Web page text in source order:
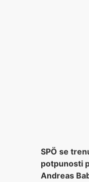
SPÖ se
potpunosti
Andreas